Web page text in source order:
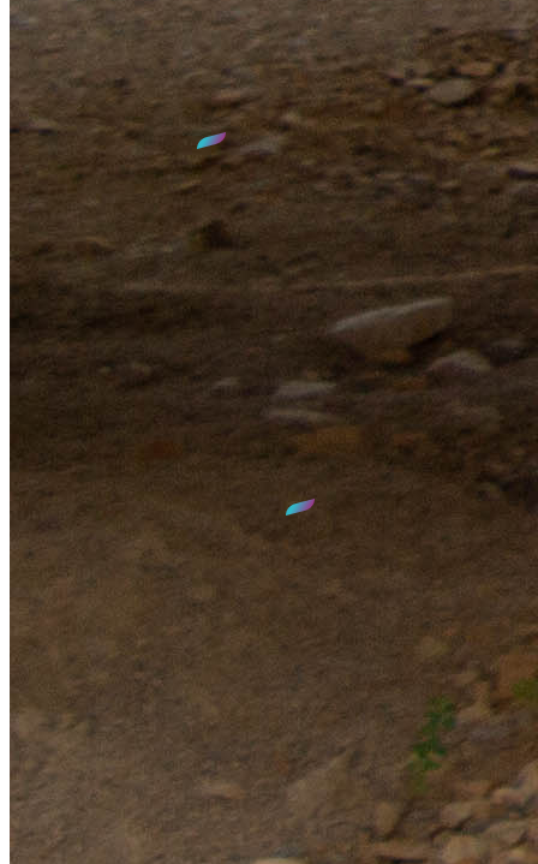
S'inscrire
Accès
SIED 70
1 rue Max DEVAUX
70000 VESOUL
03.84.77.00.00
contact@sied70.fr
Nous vous accueillonsdu lundi au vendredi
14h00 à 17h30
SIED 70 - Territoire d'énergie du département de la Haute-Saône
©2026